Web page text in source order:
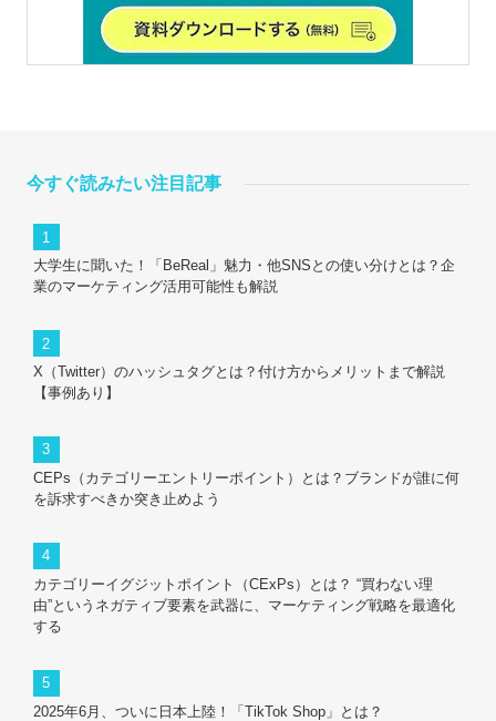
今すぐ読みたい注目記事
大学生に聞いた！「BeReal」魅力・他SNSとの使い分けとは？企
業のマーケティング活用可能性も解説
X（Twitter）のハッシュタグとは？付け方からメリットまで解説
【事例あり】
CEPs（カテゴリーエントリーポイント）とは？ブランドが誰に何
を訴求すべきか突き止めよう
カテゴリーイグジットポイント（CExPs）とは？ “買わない理
由”というネガティブ要素を武器に、マーケティング戦略を最適化
する
2025年6月、ついに日本上陸！「TikTok Shop」とは？